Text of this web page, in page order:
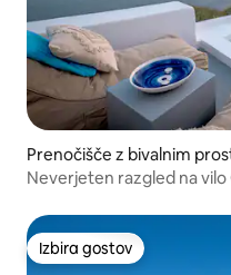
Prenočišče z bivalnim
Neverjeten razgled na
Izbira gostov
Izbira gostov